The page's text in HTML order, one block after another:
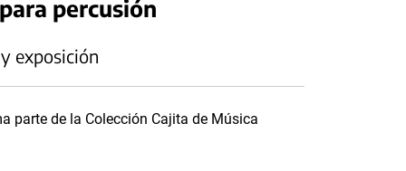
percusión
exposición
parte de la Colección Cajita de Música